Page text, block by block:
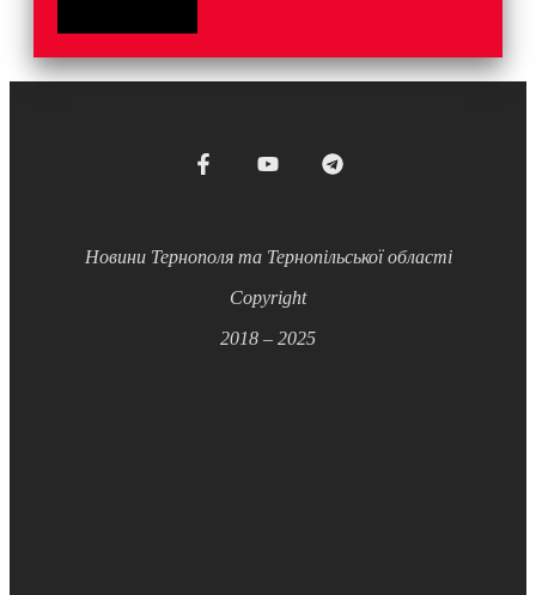
Новини Тернополя та Тернопільської області
Copyright
2018 – 2025